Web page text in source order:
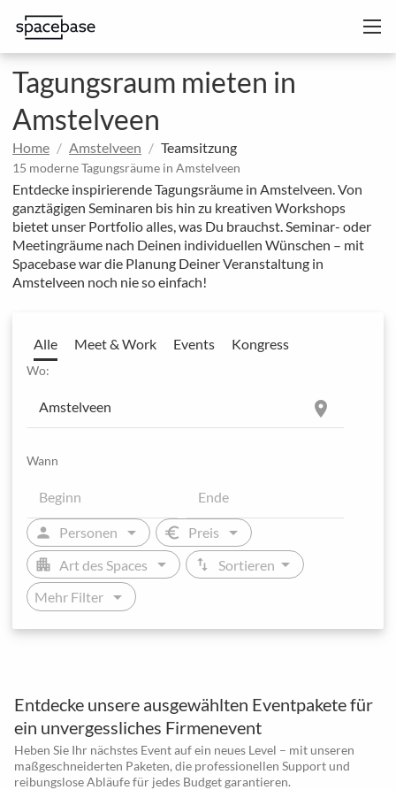
Tagungsraum mieten in
Amstelveen
Home Amstelveen Teamsitzung
15 moderne Tagungsräume in Amstelveen
Entdecke inspirierende Tagungsräume in Amstelveen. Von
ganztägigen Seminaren bis hin zu kreativen Workshops
bietet unser Portfolio alles, was Du brauchst. Seminar- oder
Meetingräume nach Deinen individuellen Wünschen – mit
Spacebase war die Planung Deiner Veranstaltung in
Amstelveen noch nie so einfach!
Alle Meet & Work Events Kongress
Wo:
location_on
Wann
person Personen arrow_drop_down euro Preis arrow_drop_down
apartment Art des Spaces arrow_drop_down swap_vert Sortieren arrow_drop_down
Mehr Filter arrow_drop_down
Entdecke unsere ausgewählten Eventpakete für
ein unvergessliches Firmenevent
Heben Sie Ihr nächstes Event auf ein neues Level – mit unseren
maßgeschneiderten Paketen, die professionellen Support und
reibungslose Abläufe für jedes Budget garantieren.